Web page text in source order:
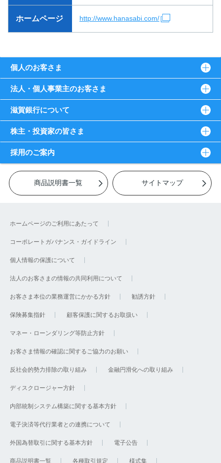
ホームページ http://www.hanasabi.com/
個人のお客さま
法人・個人事業主のお客さま
滋賀銀行について
株主・投資家の皆さま
採用のご案内
商品説明書一覧 サイトマップ
ホームページのご利用にあたって
コーポレートガバナンス・ガイドライン
個人情報の保護について
法人のお客さまの情報の共同利用について
お客さま本位の業務運営にかかる方針 勧誘方針
保険募集指針 顧客保護に関するお取扱い
マネー・ローンダリング等防止方針
お客さま情報の確認に関するご協力のお願い
反社会的勢力排除の取り組み 金融円滑化への取り組み
ディスクロージャー方針
内部統制システム構築に関する基本方針
電子決済等代行業者との連携について
外国為替取引に関する基本方針 電子公告
商品説明書一覧 各種取引規定 様式集